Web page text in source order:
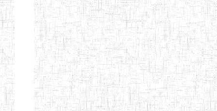
ENIEG PRIVEE
L'ARCHE DES
PHOTONS
04/08/2010 ENIEG
ECOLE DE
FORMATION
DES
30/11/2004 ENIEG